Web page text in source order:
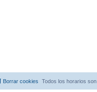
Todos los horarios son
Borrar cookies